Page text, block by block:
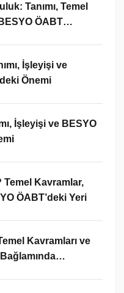
Tanımı, Temel
ÖABT
İşleyişi ve
Önemi
İşleyişi ve BESYO
Temel Kavramlar,
ÖABT’deki Yeri
Kavramları ve